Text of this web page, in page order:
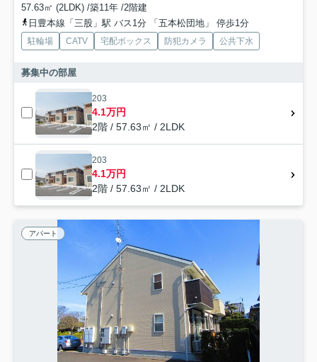
57.63㎡ (2LDK) /築11年 /2階建
日豊本線「三股」駅 バス1分 「五本松団地」 停歩1分
駐輪場 CATV 宅配ボックス 防犯カメラ 公共下水
募集中の部屋
203
4.1万円
2階 / 57.63㎡ / 2LDK
203
4.1万円
2階 / 57.63㎡ / 2LDK
アパート